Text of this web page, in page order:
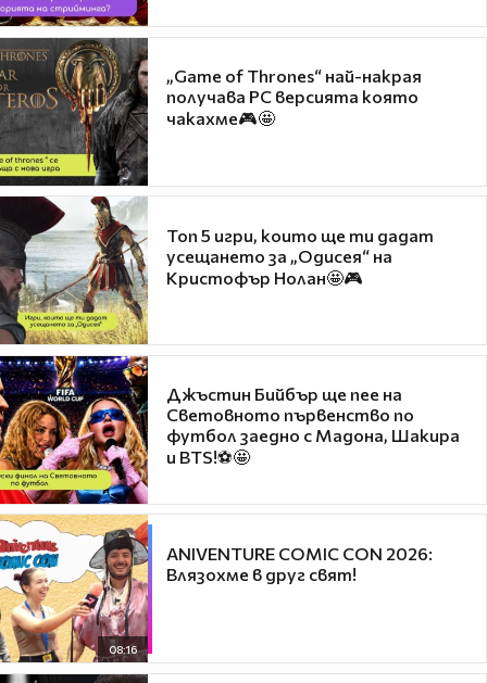
„Game of Thrones“ най-накрая
получава PC версията която
чакахме🎮🤩
Топ 5 игри, които ще ти дадат
усещането за „Одисея“ на
Кристофър Нолан🤩🎮
Джъстин Бийбър ще пее на
Световното първенство по
футбол заедно с Мадона, Шакира
и BTS!⚽🤩
08:16
ANIVENTURE COMIC CON 2026:
Влязохме в друг свят!